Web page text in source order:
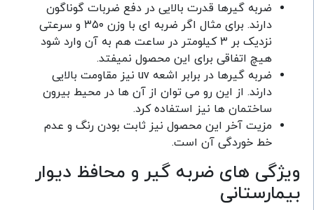
ضربه گیرها قدرت بالایی در دفع ضربات گوناگون
دارند. برای مثال اگر ضربه ای با وزن ۳۵۰ و سرعتی
نزدیک بر ۳ کیلومتر در ساعت هم به آن وارد شود
هیچ اتفاقی برای این محصول نمیفتد.
ضربه گیرها در برابر اشعه uv نیز مقاومت بالایی
دارند. از این رو می توان از آن ها در محیط بیرون
ساختمان ها نیز استفاده کرد.
مزیت آخر این محصول نیز ثابت بودن رنگ و عدم
خط خوردگی آن است.
ویژگی‌ های ضربه گیر و محافظ دیوار
بیمارستانی